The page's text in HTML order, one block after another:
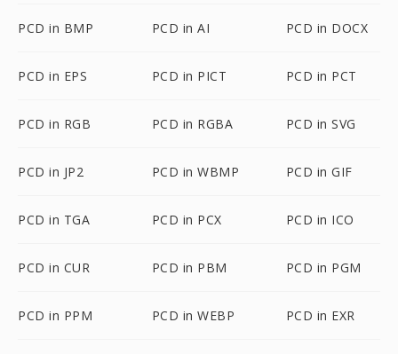
PCD in BMP PCD in AI PCD in DOCX
PCD in EPS PCD in PICT PCD in PCT
PCD in RGB PCD in RGBA PCD in SVG
PCD in JP2 PCD in WBMP PCD in GIF
PCD in TGA PCD in PCX PCD in ICO
PCD in CUR PCD in PBM PCD in PGM
PCD in PPM PCD in WEBP PCD in EXR